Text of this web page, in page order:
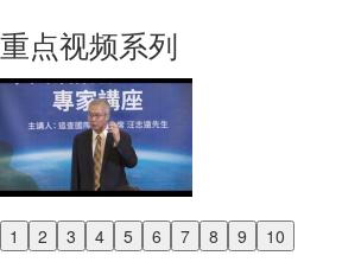
重点视频系列
1 2 3 4 5 6 7 8 9 10
Previous